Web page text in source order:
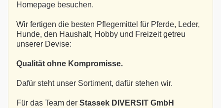
Homepage besuchen.
Wir fertigen die besten Pflegemittel für Pferde, Leder,
Hunde, den Haushalt, Hobby und Freizeit getreu
unserer Devise:
Qualität ohne Kompromisse.
Dafür steht unser Sortiment, dafür stehen wir.
Für das Team der Stassek DIVERSIT GmbH